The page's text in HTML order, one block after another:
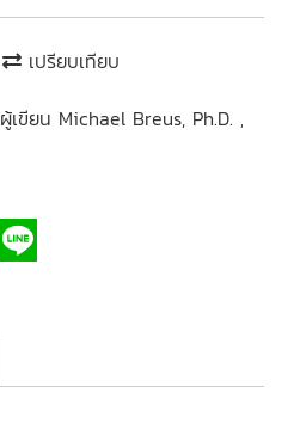
เปรียบเทียบ
ผู้เขียน Michael Breus, Ph.D. ,